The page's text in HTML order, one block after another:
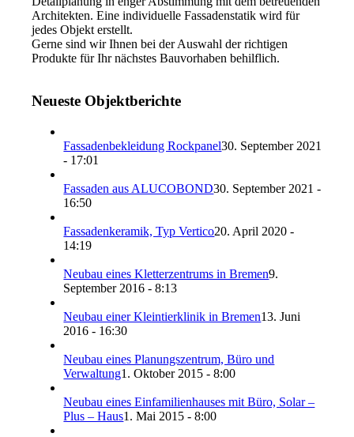
Architekten. Eine individuelle Fassadenstatik wird für
jedes Objekt erstellt.
Gerne sind wir Ihnen bei der Auswahl der richtigen
Produkte für Ihr nächstes Bauvorhaben behilflich.
Neueste Objektberichte
Fassadenbekleidung Rockpanel30. September 2021
- 17:01
Fassaden aus ALUCOBOND30. September 2021 -
16:50
Fassadenkeramik, Typ Vertico20. April 2020 -
14:19
Neubau eines Kletterzentrums in Bremen9.
September 2016 - 8:13
Neubau einer Kleintierklinik in Bremen13. Juni
2016 - 16:30
Neubau eines Planungszentrum, Büro und
Verwaltung1. Oktober 2015 - 8:00
Neubau eines Einfamilienhauses mit Büro, Solar –
Plus – Haus1. Mai 2015 - 8:00